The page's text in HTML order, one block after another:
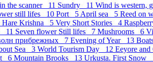
the scanner 11 Sundry 11 Wind is western,
still lifes 10 Port 5 April sea 5 Reed on
Hare Krishna 5 Very Short Stories 4
11 Seven flower Still lifes 7 Mushrooms 6
прибрежных 7 Evening of Year 13
Sea 3 World Tourism Day 12 Eeyore
6 Mountain Brooks 13 Urkusta. First Snow